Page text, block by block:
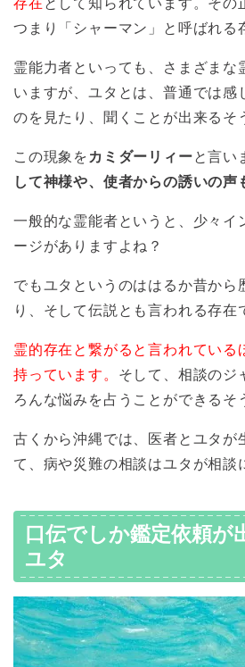
つまり「シャーマン」と呼ばれる
霊能力者といっても、さまざまな
いますが、ユタとは、普通では感
のを見たり、聞くことが出来るそ
この現象を カミダーリィーと言い
して神様や、使者からの誘いの声
一般的な霊能者というと、少々イ
ージがありますよね？
でもユタというのははるか昔から
り、そして伝説とも言われる存在
霊的存在と繋がると言われている
持っています。 そして、相談のジ
ろんな悩みを占うことができるそ
古くから沖縄では、医者とユタが
て、病や災難の相談はユタが相談
口伝でしか鑑定依頼が
ユタ